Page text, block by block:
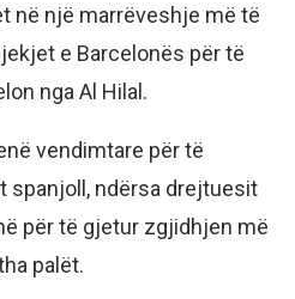
në një marrëveshje më të
e Barcelonës për të
nga Al Hilal.
vendimtare për të
spanjoll, ndërsa drejtuesit
për të gjetur zgjidhjen më
palët.